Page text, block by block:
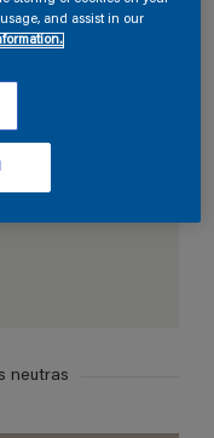
neutras
and assist in our